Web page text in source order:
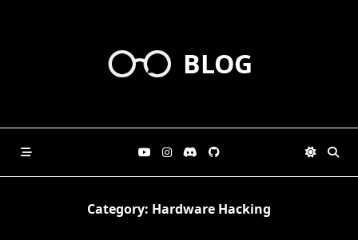
BLOG
Category: Hardware Hacking